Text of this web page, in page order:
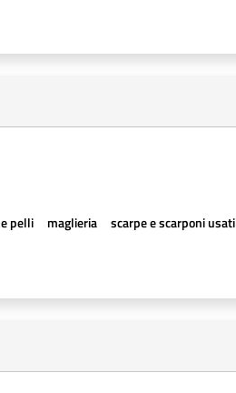
pelli maglieria scarpe e scarponi usati